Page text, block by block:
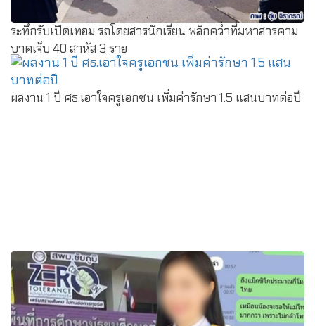
ระทึกรับเปิดเทอม รถโดยสารนักเรียน พลิกคว่ำที่มหาสารคาม
บาดเจ็บ 40 สาหัส 3 ราย
ผลงาน 1 ปี ศธ.เอาใจครูเอกชน เพิ่มค่ารักษา 1.5 แสนบาทต่อปี